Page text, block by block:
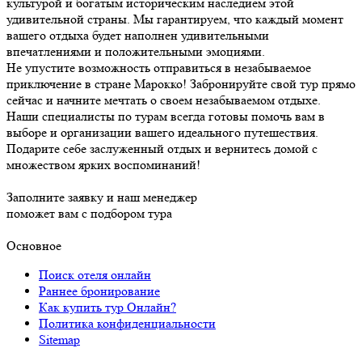
удивительной страны. Мы гарантируем, что каждый момент
вашего отдыха будет наполнен удивительными
впечатлениями и положительными эмоциями.
Не упустите возможность отправиться в незабываемое
приключение в стране Марокко! Забронируйте свой тур прямо
сейчас и начните мечтать о своем незабываемом отдыхе.
Наши специалисты по турам всегда готовы помочь вам в
выборе и организации вашего идеального путешествия.
Подарите себе заслуженный отдых и вернитесь домой с
множеством ярких воспоминаний!
Заполните заявку и наш менеджер
поможет вам с подбором тура
Основное
Поиск отеля онлайн
Раннее бронирование
Как купить тур Онлайн?
Политика конфиденциальности
Sitemap